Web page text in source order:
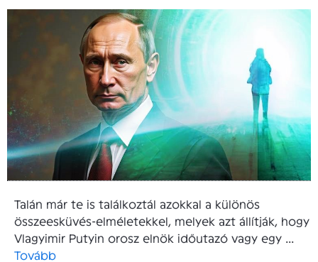
Talán már te is találkoztál azokkal a különös
összeesküvés-elméletekkel, melyek azt állítják, hogy
Vlagyimir Putyin orosz elnök időutazó vagy egy ...
Tovább